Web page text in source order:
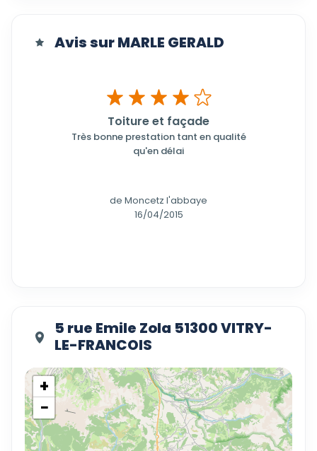
Avis sur MARLE GERALD
Toiture et façade
Très bonne prestation tant en qualité
qu'en délai
de Moncetz l'abbaye
16/04/2015
5 rue Emile Zola 51300 VITRY-
LE-FRANCOIS
+
−